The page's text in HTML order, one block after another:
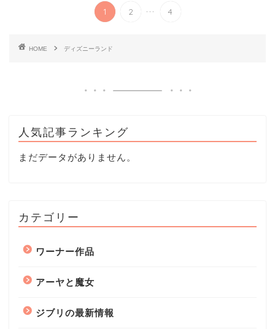
1 2 ... 4
HOME ディズニーランド
人気記事ランキング
まだデータがありません。
カテゴリー
ワーナー作品
アーヤと魔女
ジブリの最新情報